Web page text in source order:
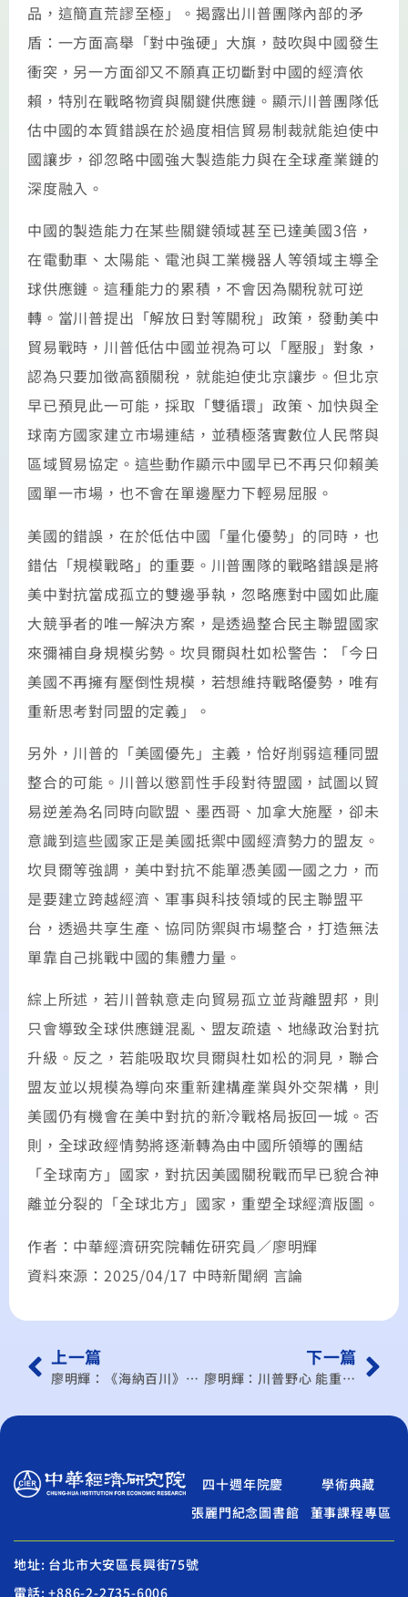
品，這簡直荒謬至極」。揭露出川普團隊內部的矛
盾：一方面高舉「對中強硬」大旗，鼓吹與中國發生
衝突，另一方面卻又不願真正切斷對中國的經濟依
賴，特別在戰略物資與關鍵供應鏈。顯示川普團隊低
估中國的本質錯誤在於過度相信貿易制裁就能迫使中
國讓步，卻忽略中國強大製造能力與在全球產業鏈的
深度融入。
中國的製造能力在某些關鍵領域甚至已達美國3倍，
在電動車、太陽能、電池與工業機器人等領域主導全
球供應鏈。這種能力的累積，不會因為關稅就可逆
轉。當川普提出「解放日對等關稅」政策，發動美中
貿易戰時，川普低估中國並視為可以「壓服」對象，
認為只要加徵高額關稅，就能迫使北京讓步。但北京
早已預見此一可能，採取「雙循環」政策、加快與全
球南方國家建立市場連結，並積極落實數位人民幣與
區域貿易協定。這些動作顯示中國早已不再只仰賴美
國單一市場，也不會在單邊壓力下輕易屈服。
美國的錯誤，在於低估中國「量化優勢」的同時，也
錯估「規模戰略」的重要。川普團隊的戰略錯誤是將
美中對抗當成孤立的雙邊爭執，忽略應對中國如此龐
大競爭者的唯一解決方案，是透過整合民主聯盟國家
來彌補自身規模劣勢。坎貝爾與杜如松警告：「今日
美國不再擁有壓倒性規模，若想維持戰略優勢，唯有
重新思考對同盟的定義」。
另外，川普的「美國優先」主義，恰好削弱這種同盟
整合的可能。川普以懲罰性手段對待盟國，試圖以貿
易逆差為名同時向歐盟、墨西哥、加拿大施壓，卻未
意識到這些國家正是美國抵禦中國經濟勢力的盟友。
坎貝爾等強調，美中對抗不能單憑美國一國之力，而
是要建立跨越經濟、軍事與科技領域的民主聯盟平
台，透過共享生產、協同防禦與市場整合，打造無法
單靠自己挑戰中國的集體力量。
綜上所述，若川普執意走向貿易孤立並背離盟邦，則
只會導致全球供應鏈混亂、盟友疏遠、地緣政治對抗
升級。反之，若能吸取坎貝爾與杜如松的洞見，聯合
盟友並以規模為導向來重新建構產業與外交架構，則
美國仍有機會在美中對抗的新冷戰格局扳回一城。否
則，全球政經情勢將逐漸轉為由中國所領導的團結
「全球南方」國家，對抗因美國關稅戰而早已貌合神
離並分裂的「全球北方」國家，重塑全球經濟版圖。
作者：中華經濟研究院輔佐研究員／廖明輝
資料來源：2025/04/17 中時新聞網 言論
上一篇
廖明輝：《海納百川》川普關稅開戰 各國應對策略
下一篇
廖明輝：川普野心 能重組全球貿易體系？
四十週年院慶
學術典藏
張麗門紀念圖書館
董事課程專區
地址: 台北市大安區長興街75號
電話: +886-2-2735-6006